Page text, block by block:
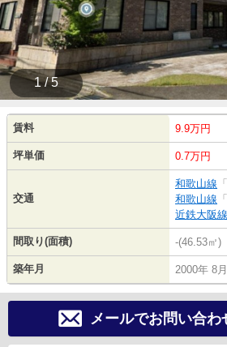
1 / 5
賃料 9.9万円
坪単価 0.7万円
交通
和歌山線 「
和歌山線 「
近鉄大阪線
間取り(面積) -(46.53㎡)
築年月 2000年 8
メールでお問い合わ